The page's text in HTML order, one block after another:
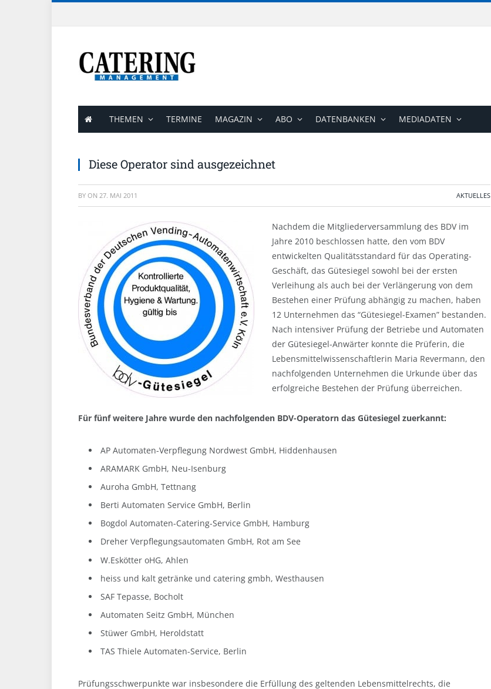
THEMEN TERMINE MAGAZIN ABO DATENBANKEN MEDIADATEN
Diese Operator sind ausgezeichnet
BY ON 27. MAI 2011 AKTUELLES
Nachdem die Mitgliederversammlung des BDV im
Jahre 2010 beschlossen hatte, den vom BDV
entwickelten Qualitätsstandard für das Operating-
Geschäft, das Gütesiegel sowohl bei der ersten
Verleihung als auch bei der Verlängerung von dem
Bestehen einer Prüfung abhängig zu machen, haben
12 Unternehmen das “Gütesiegel-Examen” bestanden.
Nach intensiver Prüfung der Betriebe und Automaten
der Gütesiegel-Anwärter konnte die Prüferin, die
Lebensmittelwissenschaftlerin Maria Revermann, den
nachfolgenden Unternehmen die Urkunde über das
erfolgreiche Bestehen der Prüfung überreichen.
Für fünf weitere Jahre wurde den nachfolgenden BDV-Operatorn das Gütesiegel zuerkannt:
AP Automaten-Verpflegung Nordwest GmbH, Hiddenhausen
ARAMARK GmbH, Neu-Isenburg
Auroha GmbH, Tettnang
Berti Automaten Service GmbH, Berlin
Bogdol Automaten-Catering-Service GmbH, Hamburg
Dreher Verpflegungsautomaten GmbH, Rot am See
W.Eskötter oHG, Ahlen
heiss und kalt getränke und catering gmbh, Westhausen
SAF Tepasse, Bocholt
Automaten Seitz GmbH, München
Stüwer GmbH, Heroldstatt
TAS Thiele Automaten-Service, Berlin
Prüfungsschwerpunkte war insbesondere die Erfüllung des geltenden Lebensmittelrechts, die